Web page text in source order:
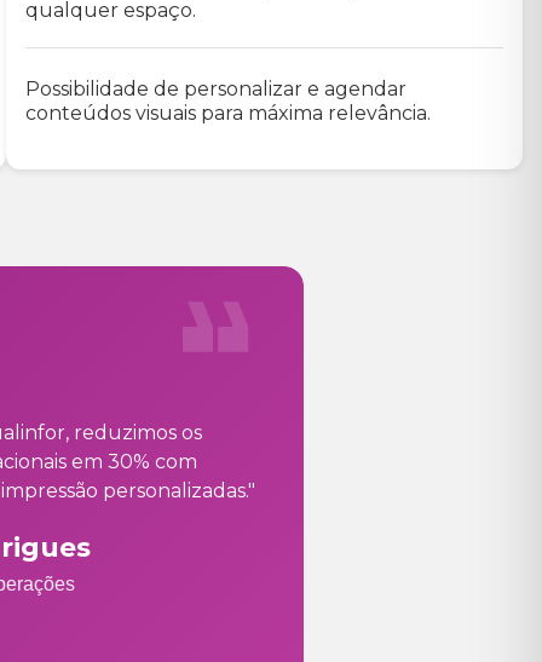
qualquer espaço.
Possibilidade de personalizar e agendar
conteúdos visuais para máxima relevância.
reduzimos os
em 30% com
personalizadas."